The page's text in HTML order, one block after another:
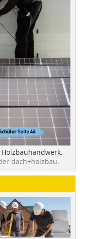
dach+holzbau.